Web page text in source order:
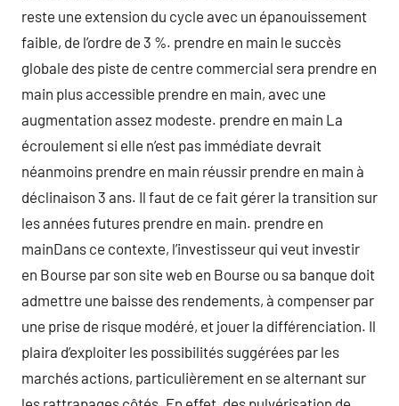
reste une extension du cycle avec un épanouissement
faible, de l’ordre de 3 %. prendre en main le succès
globale des piste de centre commercial sera prendre en
main plus accessible prendre en main, avec une
augmentation assez modeste. prendre en main La
écroulement si elle n’est pas immédiate devrait
néanmoins prendre en main réussir prendre en main à
déclinaison 3 ans. Il faut de ce fait gérer la transition sur
les années futures prendre en main. prendre en
mainDans ce contexte, l’investisseur qui veut investir
en Bourse par son site web en Bourse ou sa banque doit
admettre une baisse des rendements, à compenser par
une prise de risque modéré, et jouer la différenciation. Il
plaira d’exploiter les possibilités suggérées par les
marchés actions, particulièrement en se alternant sur